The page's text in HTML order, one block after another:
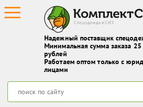
Надежный поставщик
Минимальная сумма заказа
рублей
Работаем оптом только с
лицами